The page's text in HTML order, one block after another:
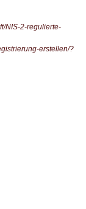
NIS-2-regulierte-
erstellen/?